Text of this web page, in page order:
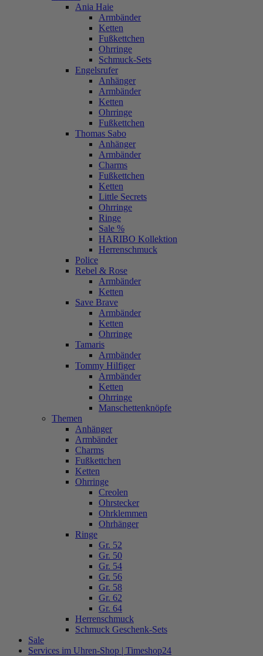
Ania Haie
Armbänder
Ketten
Fußkettchen
Ohrringe
Schmuck-Sets
Engelsrufer
Anhänger
Armbänder
Ketten
Ohrringe
Fußkettchen
Thomas Sabo
Anhänger
Armbänder
Charms
Fußkettchen
Ketten
Little Secrets
Ohrringe
Ringe
Sale %
HARIBO Kollektion
Herrenschmuck
Police
Rebel & Rose
Armbänder
Ketten
Save Brave
Armbänder
Ketten
Ohrringe
Tamaris
Armbänder
Tommy Hilfiger
Armbänder
Ketten
Ohrringe
Manschettenknöpfe
Themen
Anhänger
Armbänder
Charms
Fußkettchen
Ketten
Ohrringe
Creolen
Ohrstecker
Ohrklemmen
Ohrhänger
Ringe
Gr. 52
Gr. 50
Gr. 54
Gr. 56
Gr. 58
Gr. 62
Gr. 64
Herrenschmuck
Schmuck Geschenk-Sets
Sale
Services im Uhren-Shop | Timeshop24